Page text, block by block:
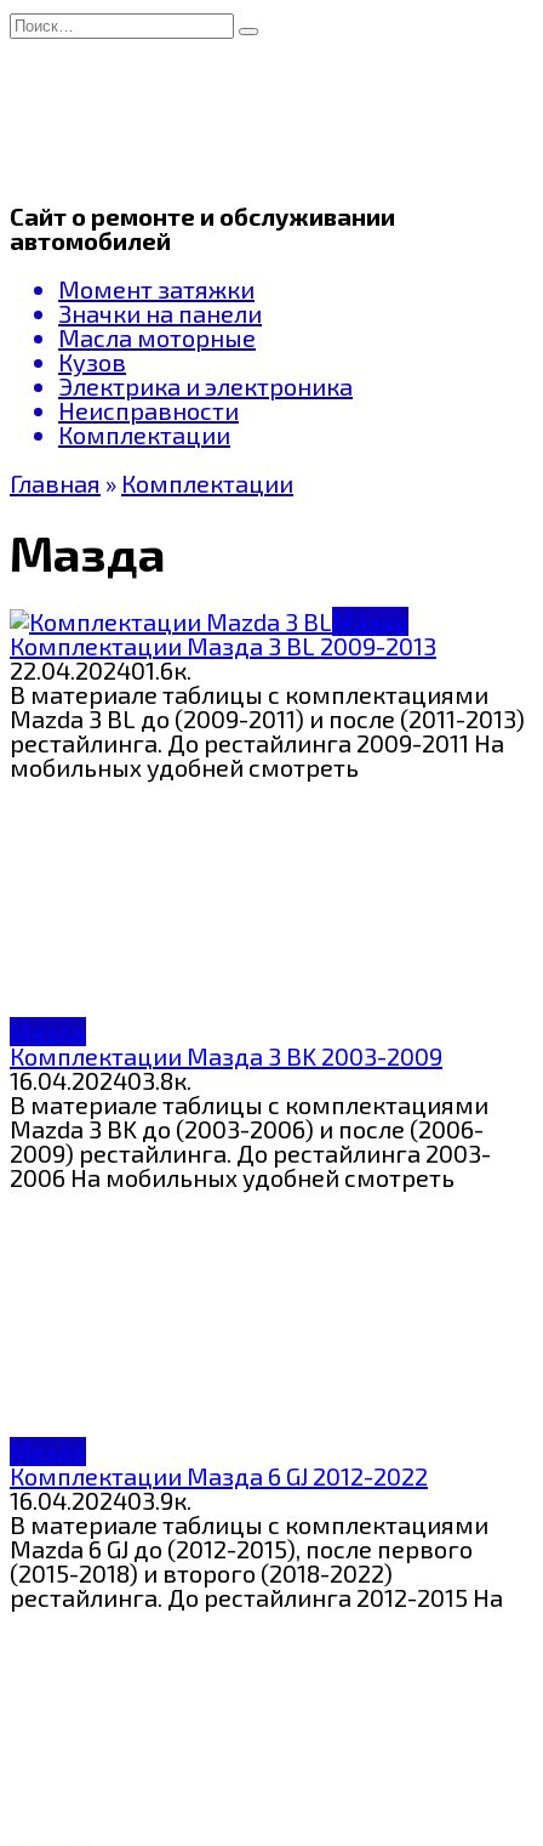
Перейти
к
Search
for:
Сайт о ремонте и обслуживании
автомобилей
Момент затяжки
Значки на панели
Масла моторные
Кузов
Электрика и электроника
Неисправности
Комплектации
Главная » Комплектации
Мазда
Мазда
Комплектации Мазда 3 BL 2009-2013
22.04.202401.6к.
В материале таблицы с комплектациями
Mazda 3 BL до (2009-2011) и после (2011-2013)
рестайлинга. До рестайлинга 2009-2011 На
мобильных удобней смотреть
Мазда
Комплектации Мазда 3 BK 2003-2009
16.04.202403.8к.
В материале таблицы с комплектациями
Mazda 3 BK до (2003-2006) и после (2006-
2009) рестайлинга. До рестайлинга 2003-
2006 На мобильных удобней смотреть
Мазда
Комплектации Мазда 6 GJ 2012-2022
16.04.202403.9к.
В материале таблицы с комплектациями
Mazda 6 GJ до (2012-2015), после первого
(2015-2018) и второго (2018-2022)
рестайлинга. До рестайлинга 2012-2015 На